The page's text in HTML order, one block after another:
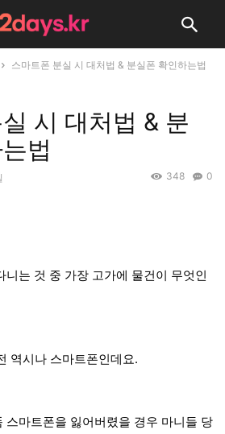
스마트폰 분실 시 대처법 & 분실폰 확인하는법
시 대처법 & 분
법
0
348
니는 것 중 가장 고가에 물건이 무엇인
역시나 스마트폰인데요.
스마트폰을 잃어버렸을 경우 마니들 당